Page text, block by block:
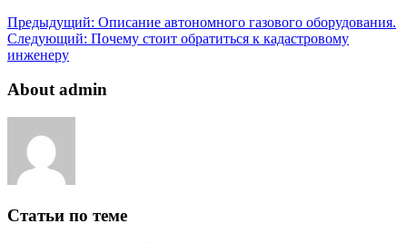
Предыдущий: Описание автономного газового оборудования.
Следующий: Почему стоит обратиться к кадастровому
инженеру
About admin
Статьи по теме